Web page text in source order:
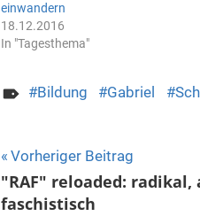
einwandern
18.12.2016
In "Tagesthema"
Bildung Gabriel
Beitragsnavigation
Vorheriger Beitrag
"RAF" reloaded: radikal,
faschistisch